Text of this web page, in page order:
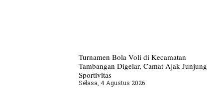
Turnamen Bola Voli di Kecamatan
Tambangan Digelar, Camat Ajak Junjung
Sportivitas
Selasa, 4 Agustus 2026